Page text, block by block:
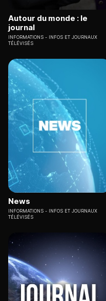
Autour du monde : le
journal
INFORMATIONS
INFOS ET JOURNAUX
TÉLÉVISÉS
News
INFORMATIONS
INFOS ET JOURNAUX
TÉLÉVISÉS